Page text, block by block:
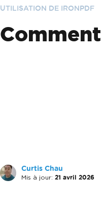
UTILISATION DE IRONPDF
Comment
Curtis Chau
Mis à jour: 21 avril 2026